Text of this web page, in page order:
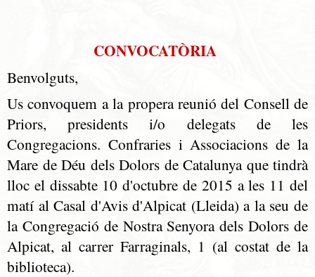
CONVOCATÒRIA
Benvolguts,
Us convoquem a la propera reunió del Consell de
Priors, presidents i/o delegats de les
Congregacions. Confraries i Associacions de la
Mare de Déu dels Dolors de Catalunya que tindrà
lloc el dissabte 10 d'octubre de 2015 a les 11 del
matí al Casal d'Avis d'Alpicat (Lleida) a la seu de
la Congregació de Nostra Senyora dels Dolors de
Alpicat, al carrer Farraginals, 1 (al costat de la
biblioteca).